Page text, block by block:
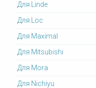
Для Linde
Для Loc
Для Maximal
Для Mitsubishi
Для Mora
Для Nichiyu